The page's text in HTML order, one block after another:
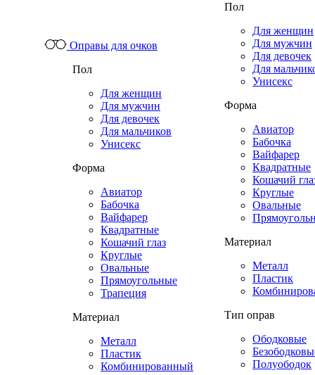
Оправы для очков
Пол
Для женщин
Для мужчин
Для девочек
Для мальчиков
Унисекс
Форма
Авиатор
Бабочка
Вайфарер
Квадратные
Кошачий глаз
Круглые
Овальные
Прямоугольные
Трапеция
Материал
Металл
Пластик
Комбинированный
Пол
Для женщин
Для мужчин
Для девочек
Для
Унисекс
Форма
Авиатор
Бабочка
Вайфарер
Квадратные
Кошачий
Круглые
Овальные
Материал
Металл
Пластик
Тип оправ
Ободковые
Полуободок